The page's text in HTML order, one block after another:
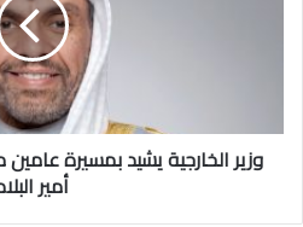
لسمو
أمير
البلاد
وزير الخارجية يشيد بمسيرة
أمير